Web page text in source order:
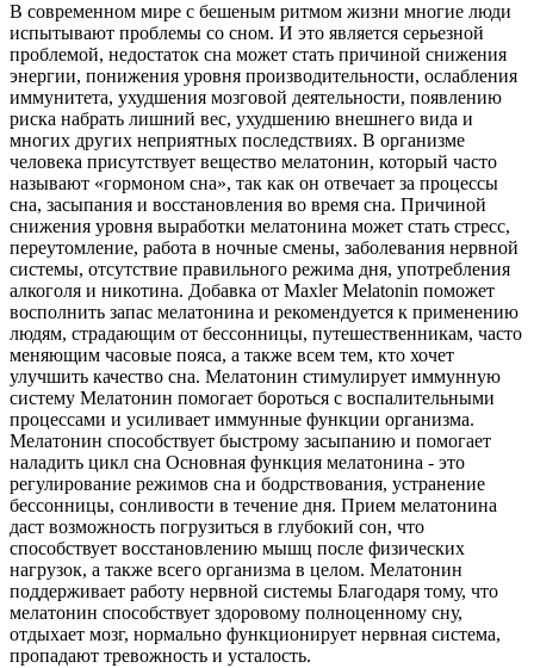
В современном мире с бешеным ритмом жизни многие люди
испытывают проблемы со сном. И это является серьезной
проблемой, недостаток сна может стать причиной снижения
энергии, понижения уровня производительности, ослабления
иммунитета, ухудшения мозговой деятельности, появлению
риска набрать лишний вес, ухудшению внешнего вида и
многих других неприятных последствиях. В организме
человека присутствует вещество мелатонин, который часто
называют «гормоном сна», так как он отвечает за процессы
сна, засыпания и восстановления во время сна. Причиной
снижения уровня выработки мелатонина может стать стресс,
переутомление, работа в ночные смены, заболевания нервной
системы, отсутствие правильного режима дня, употребления
алкоголя и никотина. Добавка от Maxler Melatonin поможет
восполнить запас мелатонина и рекомендуется к применению
людям, страдающим от бессонницы, путешественникам, часто
меняющим часовые пояса, а также всем тем, кто хочет
улучшить качество сна. Мелатонин стимулирует иммунную
систему Мелатонин помогает бороться с воспалительными
процессами и усиливает иммунные функции организма.
Мелатонин способствует быстрому засыпанию и помогает
наладить цикл сна Основная функция мелатонина - это
регулирование режимов сна и бодрствования, устранение
бессонницы, сонливости в течение дня. Прием мелатонина
даст возможность погрузиться в глубокий сон, что
способствует восстановлению мышц после физических
нагрузок, а также всего организма в целом. Мелатонин
поддерживает работу нервной системы Благодаря тому, что
мелатонин способствует здоровому полноценному сну,
отдыхает мозг, нормально функционирует нервная система,
пропадают тревожность и усталость.